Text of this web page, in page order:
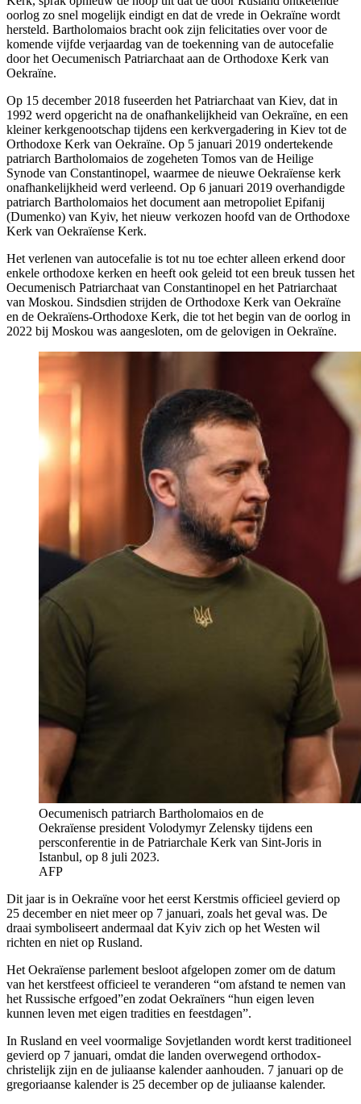
oorlog zo snel mogelijk eindigt en dat de vrede in Oekraïne wordt
hersteld. Bartholomaios bracht ook zijn felicitaties over voor de
komende vijfde verjaardag van de toekenning van de autocefalie
door het Oecumenisch Patriarchaat aan de Orthodoxe Kerk van
Oekraïne.
Op 15 december 2018 fuseerden het Patriarchaat van Kiev, dat in
1992 werd opgericht na de onafhankelijkheid van Oekraïne, en een
kleiner kerkgenootschap tijdens een kerkvergadering in Kiev tot de
Orthodoxe Kerk van Oekraïne. Op 5 januari 2019 ondertekende
patriarch Bartholomaios de zogeheten Tomos van de Heilige
Synode van Constantinopel, waarmee de nieuwe Oekraïense kerk
onafhankelijkheid werd verleend. Op 6 januari 2019 overhandigde
patriarch Bartholomaios het document aan metropoliet Epifanij
(Dumenko) van Kyiv, het nieuw verkozen hoofd van de Orthodoxe
Kerk van Oekraïense Kerk.
Het verlenen van autocefalie is tot nu toe echter alleen erkend door
enkele orthodoxe kerken en heeft ook geleid tot een breuk tussen het
Oecumenisch Patriarchaat van Constantinopel en het Patriarchaat
van Moskou. Sindsdien strijden de Orthodoxe Kerk van Oekraïne
en de Oekraïens-Orthodoxe Kerk, die tot het begin van de oorlog in
2022 bij Moskou was aangesloten, om de gelovigen in Oekraïne.
Oecumenisch patriarch Bartholomaios en de
Oekraïense president Volodymyr Zelensky tijdens een
persconferentie in de Patriarchale Kerk van Sint-Joris in
Istanbul, op 8 juli 2023.
AFP
Dit jaar is in Oekraïne voor het eerst Kerstmis officieel gevierd op
25 december en niet meer op 7 januari, zoals het geval was. De
draai symboliseert andermaal dat Kyiv zich op het Westen wil
richten en niet op Rusland.
Het Oekraïense parlement besloot afgelopen zomer om de datum
van het kerstfeest officieel te veranderen “om afstand te nemen van
het Russische erfgoed”en zodat Oekraïners “hun eigen leven
kunnen leven met eigen tradities en feestdagen”.
In Rusland en veel voormalige Sovjetlanden wordt kerst traditioneel
gevierd op 7 januari, omdat die landen overwegend orthodox-
christelijk zijn en de juliaanse kalender aanhouden. 7 januari op de
gregoriaanse kalender is 25 december op de juliaanse kalender.